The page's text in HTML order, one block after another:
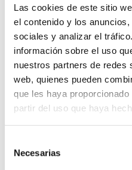
Las cookies de este sitio
el contenido y los
sociales y analizar el
información sobre el uso
nuestros partners de redes
web, quienes pueden
que les haya
partir del uso que haya
Necesarias
CIRC I FOC
malabares, música, danza y